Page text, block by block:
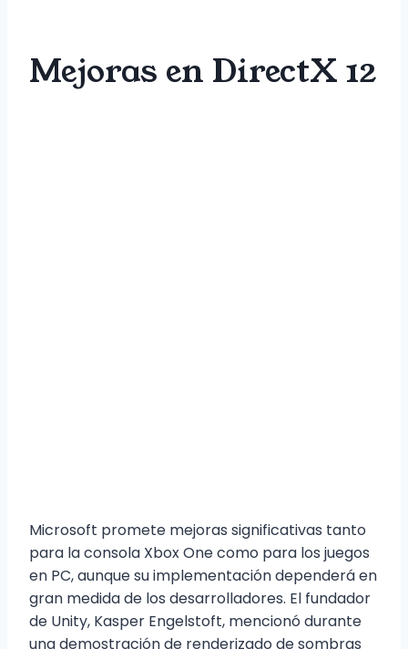
Mejoras en DirectX 12
Microsoft promete mejoras significativas tanto
para la consola Xbox One como para los juegos
en PC, aunque su implementación dependerá en
gran medida de los desarrolladores. El fundador
de Unity, Kasper Engelstoft, mencionó durante
una demostración de renderizado de sombras